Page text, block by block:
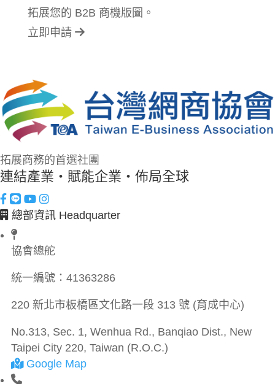
拓展您的 B2B 商機版圖。
立即申請
拓展商務的首選社團
連結產業・賦能企業・佈局全球
總部資訊 Headquarter
協會總舵
統一編號： 41363286
220 新北市板橋區文化路一段 313 號 (育成中心)
No.313, Sec. 1, Wenhua Rd., Banqiao Dist., New
Taipei City 220, Taiwan (R.O.C.)
Google Map